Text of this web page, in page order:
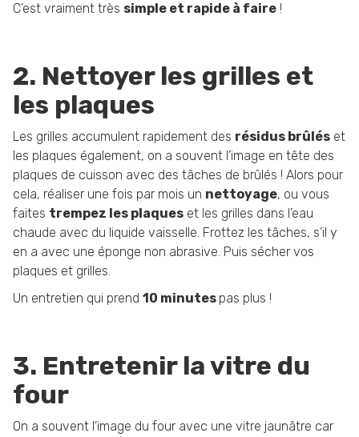
C’est vraiment très simple et rapide à faire !
2. Nettoyer les grilles et
les plaques
Les grilles accumulent rapidement des résidus brûlés et
les plaques également, on a souvent l’image en tête des
plaques de cuisson avec des tâches de brûlés ! Alors pour
cela, réaliser une fois par mois un nettoyage, ou vous
faites trempez les plaques et les grilles dans l’eau
chaude avec du liquide vaisselle. Frottez les tâches, s’il y
en a avec une éponge non abrasive. Puis sécher vos
plaques et grilles.
Un entretien qui prend 10 minutes pas plus !
3. Entretenir la vitre du
four
On a souvent l’image du four avec une vitre jaunâtre car